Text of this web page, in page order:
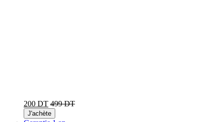
200 DT 499 DT
J'achète